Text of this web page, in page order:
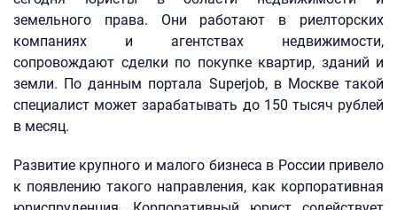
земельного права. Они работают в риелторских
компаниях и агентствах недвижимости,
сопровождают сделки по покупке квартир, зданий и
земли. По данным портала Superjob, в Москве такой
специалист может зарабатывать до 150 тысяч рублей
в месяц.
Развитие крупного и малого бизнеса в России привело
к появлению такого направления, как корпоративная